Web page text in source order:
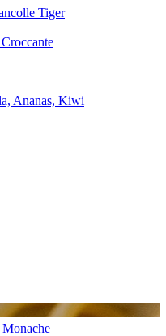
Tiger
Ananas, Kiwi